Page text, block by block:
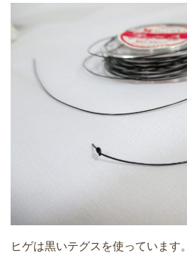
ヒゲは黒いテグスを使っています。